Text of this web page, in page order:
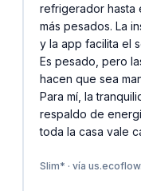
refrigerador hasta
más pesados. La
y la app facilita el
Es pesado, pero
hacen que sea
Para mí, la
respaldo de
toda la casa vale
Slim* · vía